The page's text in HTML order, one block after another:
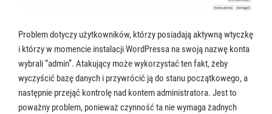
Problem dotyczy użytkowników, którzy posiadają aktywną wtyczkę
i którzy w momencie instalacji WordPressa na swoją nazwę konta
wybrali “admin”. Atakujący może wykorzystać ten fakt, żeby
wyczyścić bazę danych i przywrócić ją do stanu początkowego, a
następnie przejąć kontrolę nad kontem administratora. Jest to
poważny problem, ponieważ czynność ta nie wymaga żadnych